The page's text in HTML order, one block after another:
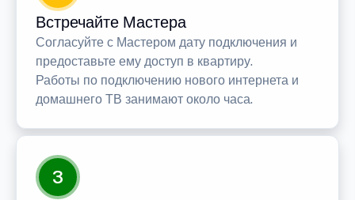
Встречайте Мастера
Согласуйте с Мастером дату подключения и
предоставьте ему доступ в квартиру.
Работы по подключению нового интернета и
домашнего ТВ занимают около часа.
3